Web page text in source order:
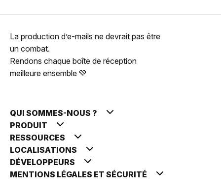
La production d’e-mails ne devrait pas être
un combat.
Rendons chaque boîte de réception
meilleure ensemble 💚
QUI SOMMES-NOUS ?
PRODUIT
RESSOURCES
LOCALISATIONS
DÉVELOPPEURS
MENTIONS LÉGALES ET SÉCURITÉ